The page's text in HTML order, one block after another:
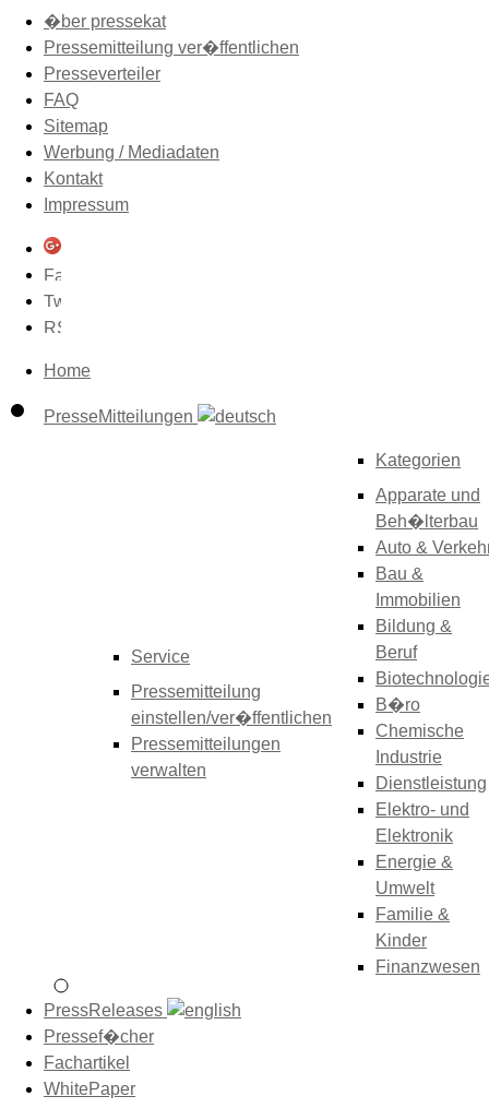
�ber pressekat
Pressemitteilung ver�ffentlichen
Presseverteiler
FAQ
Sitemap
Werbung / Mediadaten
Kontakt
Impressum
Home
PresseMitteilungen
Service
Pressemitteilung
einstellen/ver�ffentlichen
Pressemitteilungen
verwalten
Kategorien
Apparate und
Beh�lterbau
Auto &
Bau &
Immobilien
Bildung &
Beruf
B�ro
Chemische
Industrie
Dienstleistung
Elektro- und
Elektronik
Energie &
Umwelt
Familie &
Kinder
Finanzwesen
PressReleases
Pressef�cher
Fachartikel
WhitePaper